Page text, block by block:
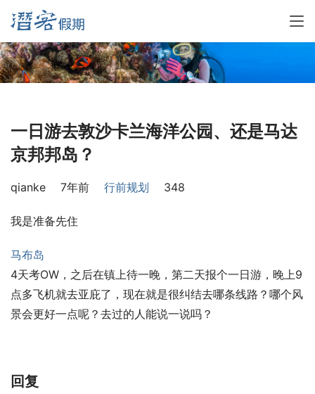
一日游去敦沙卡兰海洋公园、还是马达
京邦邦岛？
qianke 7年前 行前规划 348
我是准备先住
马布岛
4天考OW，之后在镇上待一晚，第二天报个一日游，晚上9
点多飞机就去亚庇了，现在就是很纠结去哪条线路？哪个风
景会更好一点呢？去过的人能说一说吗？
回复